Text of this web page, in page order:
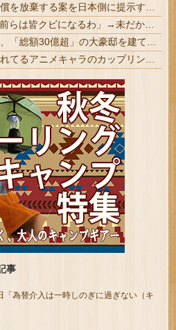
事
「為替介入は一時しのぎに過ぎない（キ